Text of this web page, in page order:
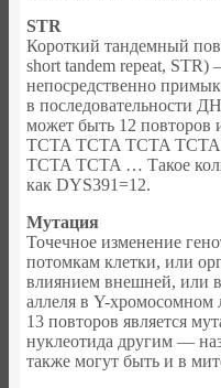
STR
Короткий тандемный
short tandem repeat,
непосредственно
в последовательности
может быть 12
TCTA TCTA TCTA
TCTA TCTA … Такое
как DYS391=12.
Мутация
Точечное изменение
потомкам клетки, или
влиянием внешней, или
аллеля в Y-хромосомном
13 повторов является
нуклеотида другим —
также могут быть и в